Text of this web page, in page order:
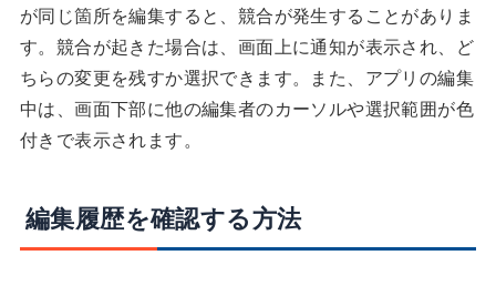
が同じ箇所を編集すると、競合が発生することがありま
す。競合が起きた場合は、画面上に通知が表示され、ど
ちらの変更を残すか選択できます。また、アプリの編集
中は、画面下部に他の編集者のカーソルや選択範囲が色
付きで表示されます。
編集履歴を確認する方法